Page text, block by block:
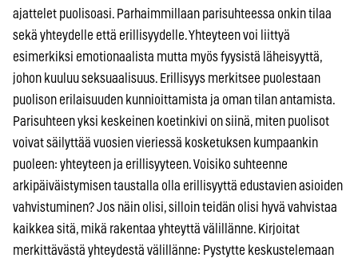
ajattelet puolisoasi. Parhaimmillaan parisuhteessa onkin tilaa
sekä yhteydelle että erillisyydelle. Yhteyteen voi liittyä
esimerkiksi emotionaalista mutta myös fyysistä läheisyyttä,
johon kuuluu seksuaalisuus. Erillisyys merkitsee puolestaan
puolison erilaisuuden kunnioittamista ja oman tilan antamista.
Parisuhteen yksi keskeinen koetinkivi on siinä, miten puolisot
voivat säilyttää vuosien vieriessä kosketuksen kumpaankin
puoleen: yhteyteen ja erillisyyteen. Voisiko suhteenne
arkipäiväistymisen taustalla olla erillisyyttä edustavien asioiden
vahvistuminen? Jos näin olisi, silloin teidän olisi hyvä vahvistaa
kaikkea sitä, mikä rakentaa yhteyttä välillänne. Kirjoitat
merkittävästä yhteydestä välillänne: Pystytte keskustelemaan